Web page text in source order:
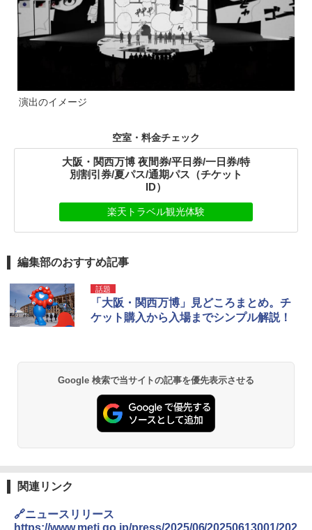
演出のイメージ
空室・料金チェック
大阪・関西万博 夜間券/平日券/一日券/特
別割引券/夏パス/通期パス（チケット
ID）
楽天トラベル観光体験
編集部のおすすめ記事
話題
「大阪・関西万博」見どころまとめ。チ
ケット購入から入場までシンプル解説！
Google 検索で当サイトの記事を優先表示させる
関連リンク
🔗ニュースリリース
https://www.meti.go.jp/press/2025/06/20250613001/202